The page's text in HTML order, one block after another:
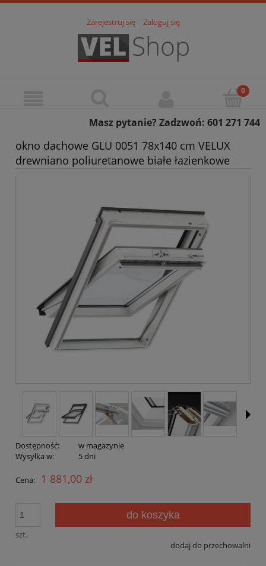
Zarejestruj się Zaloguj się
Masz pytanie? Zadzwoń: 601 271 744
okno dachowe GLU 0051 78x140 cm VELUX
drewniano poliuretanowe białe łazienkowe
Dostępność:
w magazynie
Wysyłka w:
5 dni
Cena: 1 881,00 zł
szt.
do koszyka
dodaj do przechowalni